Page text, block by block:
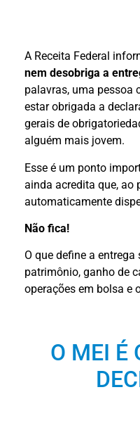
A Receita Federal
nem desobriga a
palavras, uma pessoa
estar obrigada a
gerais de
alguém mais jovem.
Esse é um ponto
ainda acredita que, ao
automaticamente
Não fica!
O que define a
patrimônio, ganho de
operações em bolsa e
O MEI É